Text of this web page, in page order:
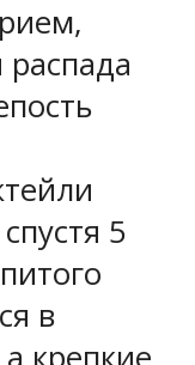
5
в